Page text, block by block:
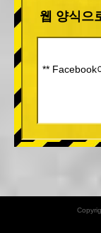
웹 양식으
** Facebook